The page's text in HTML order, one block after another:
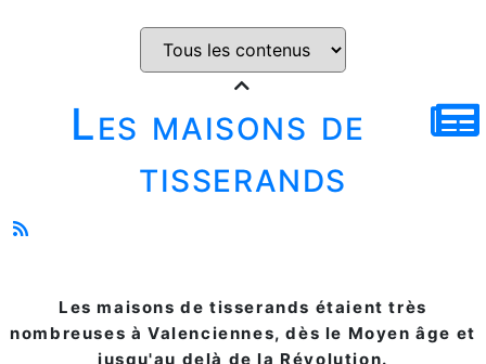
Les maisons de
tisserands
Les maisons de tisserands étaient très
nombreuses à Valenciennes, dès le Moyen âge et
jusqu'au delà de la Révolution.